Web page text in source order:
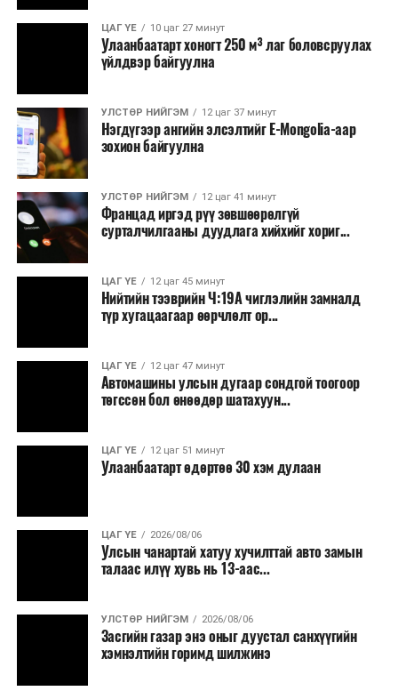
Зайлшгүй шаардлагагүй тоног төхөөрөмж,
тавилга, автомашин худалдан авах;
Батлан хамгаалах, хууль зүйн салбараас бусад
Хуулиар заавал мэдээлэхээс бусад кино,
контент, хэвлэлийн зардал;
Заавал олгохоос бусад тэтгэмж, урамшуулал.
Санхүүгийн хэмнэлтийн горимыг 2026 оны
арванхоёрдугаар сарын 31 хүртэл мөрдөнө. Харин
эрүүл мэндийн салбар уг хэмнэлтийн горимд
хамрагдахгүй бөгөөд цэцэрлэг, сургуулийн хүүхдийн
эрт илрүүлэг, вакцинжуулалт, томуу, томуу төст
өвчний эсрэг арга хэмжээ зэрэг зайлшгүй
үргэлжилнэ гэж Ерөнхий сайд Н.Учрал онцоллоо.
Мөн бүх шатны төсвийн ерөнхийлөн захирагч нарт
салбар бүрдээ урсгал зардлыг 20 хувиар бууруулах,
нөхөн томилгоо хийхгүй байх, аялал, амралт, зугаалга,
хамт олны урлаг, спортын арга хэмжээг зохион
байгуулахгүй байх, төрийн албанд шинэ орон тоо бий
сургалтыг цахим хэлбэрт шилжүүлэх, төрийн албан
хаагчдыг зарим өдрүүдэд цахимаар ажиллуулах арга
хэмжээг үргэлжлүүлэхийг үүрэг болголоо.
Төсвийн сахилга бат сайжирч, эдийн засгийн нөхцөл
байдал хэвийн болсон тохиолдолд эдгээр
хязгаарлалтыг үе шаттайгаар сулруулах юм.
ЦАГ ҮЕ 10 цаг 27 минут
Улаанбаатарт хоногт 250 м³ лаг боловсруулах
үйлдвэр байгуулна
УЛСТӨР НИЙГЭМ 12 цаг 37 минут
Нэгдүгээр ангийн элсэлтийг E-Mongolia-аар
зохион байгуулна
УЛСТӨР НИЙГЭМ 12 цаг 41 минут
Францад иргэд рүү зөвшөөрөлгүй
сурталчилгааны дуудлага хийхийг хориг...
ЦАГ ҮЕ 12 цаг 45 минут
Нийтийн тээврийн Ч:19А чиглэлийн замналд
түр хугацаагаар өөрчлөлт ор...
ЦАГ ҮЕ 12 цаг 47 минут
Автомашины улсын дугаар сондгой тоогоор
төгссөн бол өнөөдөр шатахуун...
ЦАГ ҮЕ 12 цаг 51 минут
Улаанбаатарт өдөртөө 30 хэм дулаан
ЦАГ ҮЕ 2026/08/06
Улсын чанартай хатуу хучилттай авто замын
талаас илүү хувь нь 13-аас...
УЛСТӨР НИЙГЭМ 2026/08/06
Засгийн газар энэ оныг дуустал санхүүгийн
хэмнэлтийн горимд шилжинэ